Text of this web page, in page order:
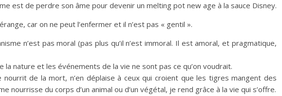
est de perdre son âme pour devenir un melting pot new age à la sauce Disney.
car on ne peut l’enfermer et il n’est pas « gentil ».
n’est pas moral (pas plus qu’il n’est immoral. Il est amoral, et pragmatique,
la nature et les événements de la vie ne sont pas ce qu’on voudrait.
nourrit de la mort, n’en déplaise à ceux qui croient que les tigres mangent des
nourrisse du corps d’un animal ou d’un végétal, je rend grâce à la vie qui s’offre.